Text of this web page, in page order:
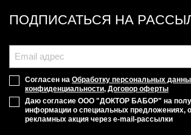
ПОДПИСАТЬСЯ НА
Согласен на Обработку персональных
конфиденциальности, Договор оферты
Даю согласие ООО "ДОКТОР БАБОР" на
информации о специальных предложениях,
рекламных акция через e-mail-рассылки